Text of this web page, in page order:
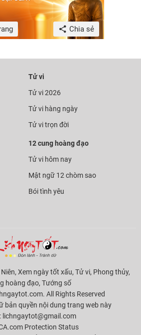
Chia sẻ
Tử vi
Tử vi 2026
Tử vi hàng ngày
Tử vi trọn đời
12 cung hoàng đạo
Tử vi hôm nay
Mật ngữ 12 chòm sao
Bói tình yêu
Xem ngày tốt xấu, Tử vi, Phong thủy,
hoàng đạo, Tướng số
All Rights Reserved
bản quyền nội dung trang web này
lichngaytot@gmail.com